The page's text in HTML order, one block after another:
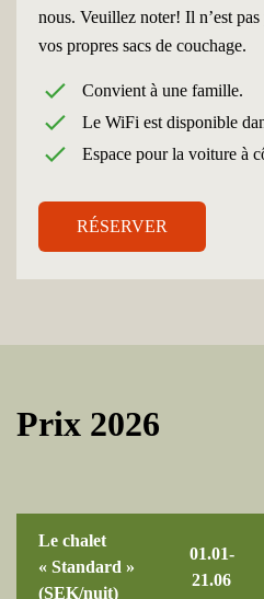
nous. Veuillez noter! Il n’est
vos propres sacs de couchage.
Convient à une famille.
Le WiFi est disponible
Espace pour la voiture à
RÉSERVER
Prix 2026
Le chalet
« Standard »
(SEK/nuit)
01.01-
21.06